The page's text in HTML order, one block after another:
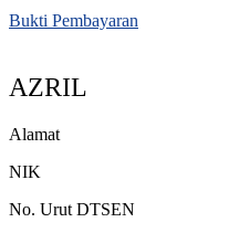
Bukti Pembayaran
AZRIL
Alamat
NIK
No. Urut DTSEN